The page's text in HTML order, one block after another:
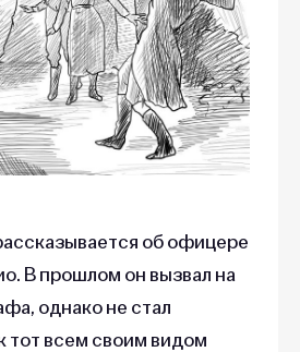
об офицере
В прошлом он вызвал на
однако не стал
тот всем своим видом